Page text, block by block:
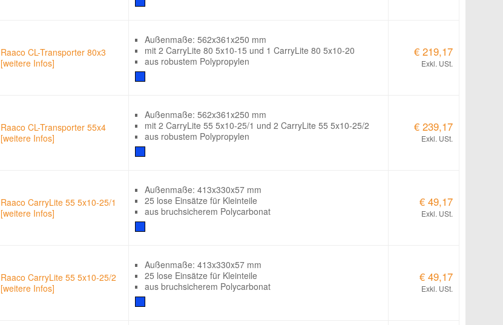
Raaco CL-Transporter 80x3
[weitere Infos]
Außenmaße: 562x361x250 mm
mit 2 CarryLite 80 5x10-15 und 1 CarryLite 80 5x10-20
aus robustem Polypropylen
€ 219,17
Exkl. USt.
Raaco CL-Transporter 55x4
[weitere Infos]
Außenmaße: 562x361x250 mm
mit 2 CarryLite 55 5x10-25/1 und 2 CarryLite 55 5x10-25/2
aus robustem Polypropylen
€ 239,17
Exkl. USt.
Raaco CarryLite 55 5x10-25/1
[weitere Infos]
Außenmaße: 413x330x57 mm
25 lose Einsätze für Kleinteile
aus bruchsicherem Polycarbonat
€ 49,17
Exkl. USt.
Raaco CarryLite 55 5x10-25/2
[weitere Infos]
Außenmaße: 413x330x57 mm
25 lose Einsätze für Kleinteile
aus bruchsicherem Polycarbonat
€ 49,17
Exkl. USt.